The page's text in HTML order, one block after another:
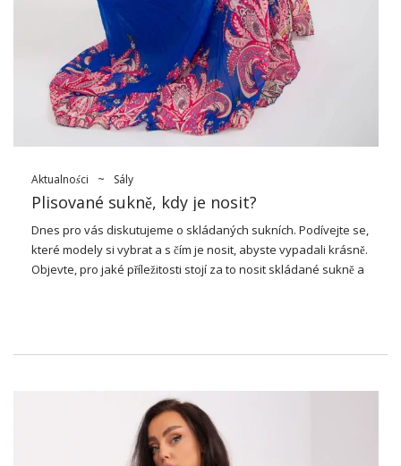
Aktualności ~ Sály
Plisované sukně, kdy je nosit?
Dnes pro vás diskutujeme o skládaných sukních. Podívejte se,
které modely si vybrat a s čím je nosit, abyste vypadali krásně.
Objevte, pro jaké příležitosti stojí za to nosit skládané sukně a
Při výběru sukně stojí za to začít s vhodným střihem se
obvykle rozšířené, můžete si vybrat silné nebo lehké
prodloužení oblečení. Modely mini délky jsou ideální pro ženy,
které mají štíhlé nohy – jablka, kužely a sloupy.
také dobré pro jiné siluety – kromě uvedených typů siluet si